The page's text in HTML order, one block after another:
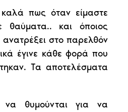
πως όταν είμαστε
θαύματα.. και όποιος
ανατρέξει στο παρελθόν
έγινε κάθε φορά που
Τα αποτελέσματα
θυμούνται για να